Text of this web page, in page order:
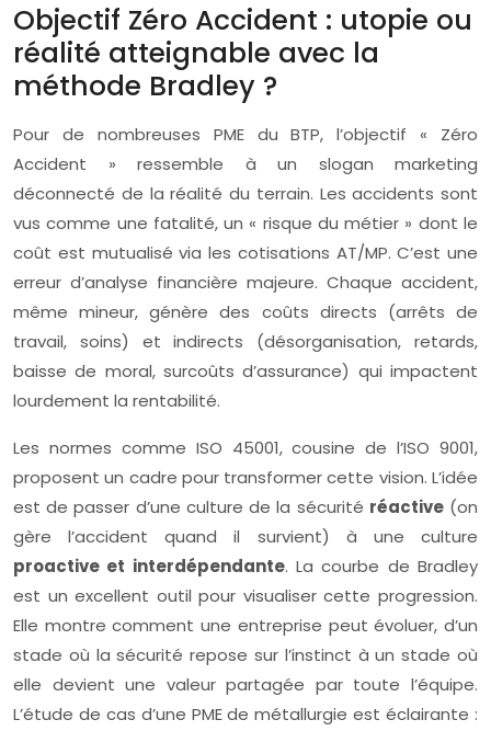
Objectif Zéro Accident : utopie ou
réalité atteignable avec la
méthode Bradley ?
Pour de nombreuses PME du BTP, l’objectif « Zéro
Accident » ressemble à un slogan marketing
déconnecté de la réalité du terrain. Les accidents sont
vus comme une fatalité, un « risque du métier » dont le
coût est mutualisé via les cotisations AT/MP. C’est une
erreur d’analyse financière majeure. Chaque accident,
même mineur, génère des coûts directs (arrêts de
travail, soins) et indirects (désorganisation, retards,
baisse de moral, surcoûts d’assurance) qui impactent
lourdement la rentabilité.
Les normes comme ISO 45001, cousine de l’ISO 9001,
proposent un cadre pour transformer cette vision. L’idée
est de passer d’une culture de la sécurité réactive(on
gère l’accident quand il survient) à une culture
proactive et interdépendante. La courbe de Bradley
est un excellent outil pour visualiser cette progression.
Elle montre comment une entreprise peut évoluer, d’un
stade où la sécurité repose sur l’instinct à un stade où
elle devient une valeur partagée par toute l’équipe.
L’étude de cas d’une PME de métallurgie est éclairante :